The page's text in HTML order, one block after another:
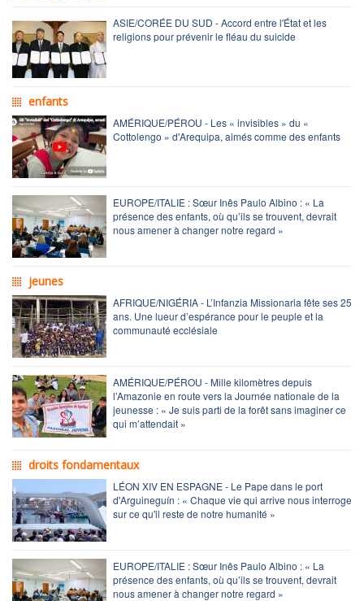
ASIE/CORÉE DU SUD - Accord entre l'État et les
religions pour prévenir le fléau du suicide
enfants
AMÉRIQUE/PÉROU - Les « invisibles » du «
Cottolengo » d'Arequipa, aimés comme des enfants
EUROPE/ITALIE : Sœur Inês Paulo Albino : « La
présence des enfants, où qu’ils se trouvent, devrait
nous amener à changer notre regard »
jeunes
AFRIQUE/NIGÉRIA - L’Infanzia Missionaria fête ses 25
ans. Une lueur d’espérance pour le peuple et la
communauté ecclésiale
AMÉRIQUE/PÉROU - Mille kilomètres depuis
l’Amazonie en route vers la Journée nationale de la
jeunesse : « Je suis parti de la forêt sans imaginer ce
qui m’attendait »
droits fondamentaux
LÉON XIV EN ESPAGNE - Le Pape dans le port
d'Arguineguín : « Chaque vie qui arrive nous interroge
sur ce qu'il reste de notre humanité »
EUROPE/ITALIE : Sœur Inês Paulo Albino : « La
présence des enfants, où qu’ils se trouvent, devrait
nous amener à changer notre regard »